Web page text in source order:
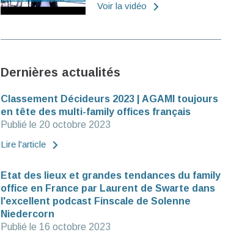
Voir la vidéo
Dernières actualités
Classement Décideurs 2023 | AGAMI toujours
en tête des multi-family offices français
Publié le 20 octobre 2023
Lire l'article
Etat des lieux et grandes tendances du family
office en France par Laurent de Swarte dans
l'excellent podcast Finscale de Solenne
Niedercorn
Publié le 16 octobre 2023